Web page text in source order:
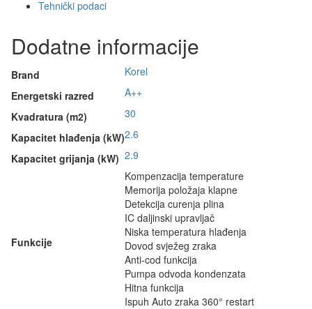
Tehnički podaci
Dodatne informacije
Brand
Korel
Energetski razred
A++
Kvadratura (m2)
30
Kapacitet hlađenja (kW)2.6
Kapacitet grijanja (kW) 2.9
Funkcije
Kompenzacija temperature
Memorija položaja klapne
Detekcija curenja plina
IC daljinski upravljač
Niska temperatura hlađenja
Dovod svježeg zraka
Anti-cod funkcija
Pumpa odvoda kondenzata
Hitna funkcija
Ispuh Auto zraka 360° restart